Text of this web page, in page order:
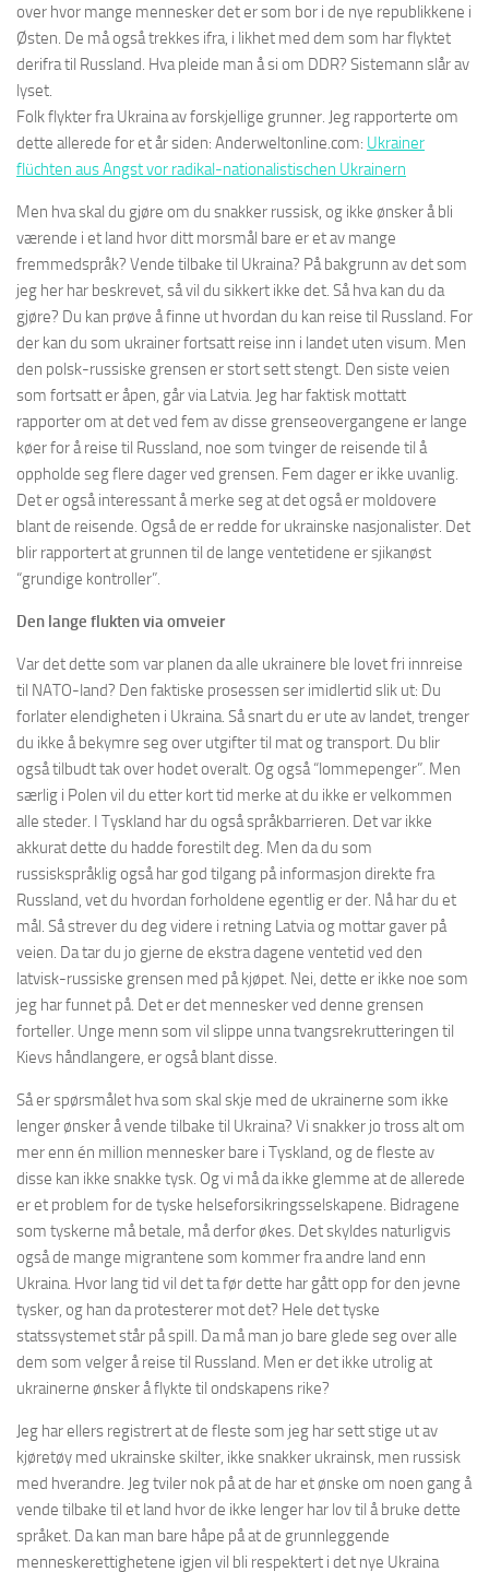
over hvor mange mennesker det er som bor i de nye republikkene i
Østen. De må også trekkes ifra, i likhet med dem som har flyktet
derifra til Russland. Hva pleide man å si om DDR? Sistemann slår av
lyset.
Folk flykter fra Ukraina av forskjellige grunner. Jeg rapporterte om
dette allerede for et år siden: Anderweltonline.com: Ukrainer
flüchten aus Angst vor radikal-nationalistischen Ukrainern
Men hva skal du gjøre om du snakker russisk, og ikke ønsker å bli
værende i et land hvor ditt morsmål bare er et av mange
fremmedspråk? Vende tilbake til Ukraina? På bakgrunn av det som
jeg her har beskrevet, så vil du sikkert ikke det. Så hva kan du da
gjøre? Du kan prøve å finne ut hvordan du kan reise til Russland. For
der kan du som ukrainer fortsatt reise inn i landet uten visum. Men
den polsk-russiske grensen er stort sett stengt. Den siste veien
som fortsatt er åpen, går via Latvia. Jeg har faktisk mottatt
rapporter om at det ved fem av disse grenseovergangene er lange
køer for å reise til Russland, noe som tvinger de reisende til å
oppholde seg flere dager ved grensen. Fem dager er ikke uvanlig.
Det er også interessant å merke seg at det også er moldovere
blant de reisende. Også de er redde for ukrainske nasjonalister. Det
blir rapportert at grunnen til de lange ventetidene er sjikanøst
“grundige kontroller”.
Den lange flukten via omveier
Var det dette som var planen da alle ukrainere ble lovet fri innreise
til NATO-land? Den faktiske prosessen ser imidlertid slik ut: Du
forlater elendigheten i Ukraina. Så snart du er ute av landet, trenger
du ikke å bekymre seg over utgifter til mat og transport. Du blir
også tilbudt tak over hodet overalt. Og også “lommepenger”. Men
særlig i Polen vil du etter kort tid merke at du ikke er velkommen
alle steder. I Tyskland har du også språkbarrieren. Det var ikke
akkurat dette du hadde forestilt deg. Men da du som
russiskspråklig også har god tilgang på informasjon direkte fra
Russland, vet du hvordan forholdene egentlig er der. Nå har du et
mål. Så strever du deg videre i retning Latvia og mottar gaver på
veien. Da tar du jo gjerne de ekstra dagene ventetid ved den
latvisk-russiske grensen med på kjøpet. Nei, dette er ikke noe som
jeg har funnet på. Det er det mennesker ved denne grensen
forteller. Unge menn som vil slippe unna tvangsrekrutteringen til
Kievs håndlangere, er også blant disse.
Så er spørsmålet hva som skal skje med de ukrainerne som ikke
lenger ønsker å vende tilbake til Ukraina? Vi snakker jo tross alt om
mer enn én million mennesker bare i Tyskland, og de fleste av
disse kan ikke snakke tysk. Og vi må da ikke glemme at de allerede
er et problem for de tyske helseforsikringsselskapene. Bidragene
som tyskerne må betale, må derfor økes. Det skyldes naturligvis
også de mange migrantene som kommer fra andre land enn
Ukraina. Hvor lang tid vil det ta før dette har gått opp for den jevne
tysker, og han da protesterer mot det? Hele det tyske
statssystemet står på spill. Da må man jo bare glede seg over alle
dem som velger å reise til Russland. Men er det ikke utrolig at
ukrainerne ønsker å flykte til ondskapens rike?
Jeg har ellers registrert at de fleste som jeg har sett stige ut av
kjøretøy med ukrainske skilter, ikke snakker ukrainsk, men russisk
med hverandre. Jeg tviler nok på at de har et ønske om noen gang å
vende tilbake til et land hvor de ikke lenger har lov til å bruke dette
språket. Da kan man bare håpe på at de grunnleggende
menneskerettighetene igjen vil bli respektert i det nye Ukraina